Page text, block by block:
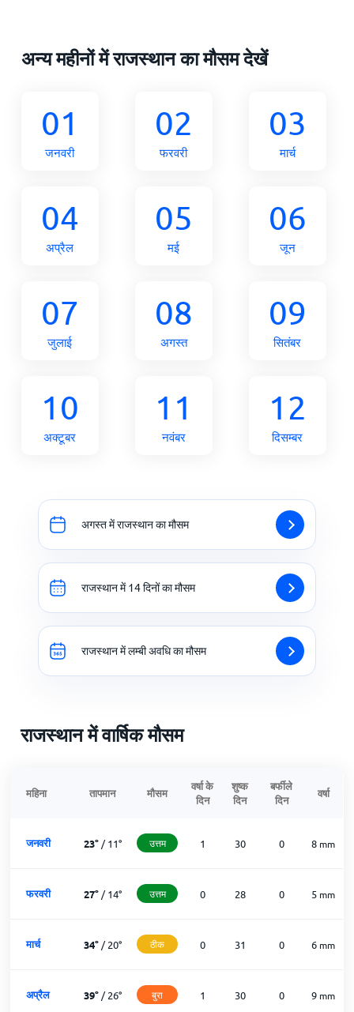
अन्य महीनों में राजस्थान का मौसम देखें
01
जनवरी
02
फरवरी
03
मार्च
04
अप्रैल
05
मई
06
जून
07
जुलाई
08
अगस्त
09
सितंबर
10
अक्टूबर
11
नवंबर
12
दिसम्बर
अगस्त में राजस्थान का मौसम
राजस्थान में 14 दिनों का मौसम
राजस्थान में लम्बी अवधि का मौसम
राजस्थान में वार्षिक मौसम
महिना तापमान मौसम
वर्षा के
दिन
शुष्क
दिन
बर्फीले
दिन
वर्षा
जनवरी 23°/11° उत्तम 1 30 0 8 mm
फरवरी 27°/14° उत्तम 0 28 0 5 mm
मार्च 34°/20° ठीक 0 31 0 6 mm
अप्रैल 39°/26° बुरा 1 30 0 9 mm